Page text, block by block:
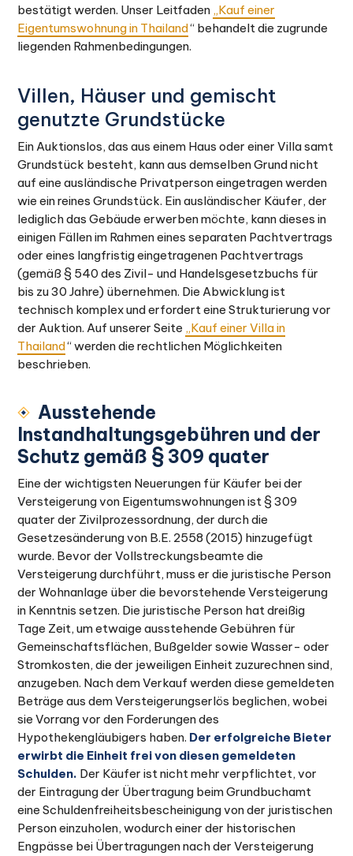
bestätigt werden. Unser Leitfaden „Kauf einer
Eigentumswohnung in Thailand“ behandelt die zugrunde
liegenden Rahmenbedingungen.
Villen, Häuser und gemischt
genutzte Grundstücke
Ein Auktionslos, das aus einem Haus oder einer Villa samt
Grundstück besteht, kann aus demselben Grund nicht
auf eine ausländische Privatperson eingetragen werden
wie ein reines Grundstück. Ein ausländischer Käufer, der
lediglich das Gebäude erwerben möchte, kann dieses in
einigen Fällen im Rahmen eines separaten Pachtvertrags
oder eines langfristig eingetragenen Pachtvertrags
(gemäß § 540 des Zivil- und Handelsgesetzbuchs für
bis zu 30 Jahre) übernehmen. Die Abwicklung ist
technisch komplex und erfordert eine Strukturierung vor
der Auktion. Auf unserer Seite „Kauf einer Villa in
Thailand“ werden die rechtlichen Möglichkeiten
beschrieben.
Ausstehende
Instandhaltungsgebühren und der
Schutz gemäß § 309 quater
Eine der wichtigsten Neuerungen für Käufer bei der
Versteigerung von Eigentumswohnungen ist § 309
quater der Zivilprozessordnung, der durch die
Gesetzesänderung von B.E. 2558 (2015) hinzugefügt
wurde. Bevor der Vollstreckungsbeamte die
Versteigerung durchführt, muss er die juristische Person
der Wohnanlage über die bevorstehende Versteigerung
in Kenntnis setzen. Die juristische Person hat dreißig
Tage Zeit, um etwaige ausstehende Gebühren für
Gemeinschaftsflächen, Bußgelder sowie Wasser- oder
Stromkosten, die der jeweiligen Einheit zuzurechnen sind,
anzugeben. Nach dem Verkauf werden diese gemeldeten
Beträge aus dem Versteigerungserlös beglichen, wobei
sie Vorrang vor den Forderungen des
Hypothekengläubigers haben. Der erfolgreiche Bieter
erwirbt die Einheit frei von diesen gemeldeten
Schulden. Der Käufer ist nicht mehr verpflichtet, vor
der Eintragung der Übertragung beim Grundbuchamt
eine Schuldenfreiheitsbescheinigung von der juristischen
Person einzuholen, wodurch einer der historischen
Engpässe bei Übertragungen nach der Versteigerung